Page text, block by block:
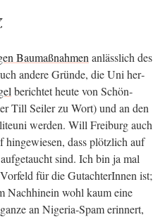
Bau­maß­nah­men anläss­lich des
ande­re Grün­de, die Uni her­
berich­tet heu­te von Schön­
Till Sei­ler zu Wort) und an den
wer­den. Will Frei­burg auch
hin­ge­wie­sen, dass plötz­lich auf
sind. Ich bin ja mal
für die Gut­ach­te­rIn­nen ist;
Nach­hin­ein wohl kaum eine
an Nige­ria-Spam erin­nert,